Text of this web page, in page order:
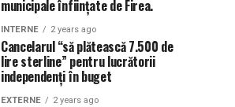
municipale înființate de Firea.
INTERNE 2 years ago
Cancelarul “să plătească 7.500 de
lire sterline” pentru lucrătorii
independenți în buget
EXTERNE 2 years ago